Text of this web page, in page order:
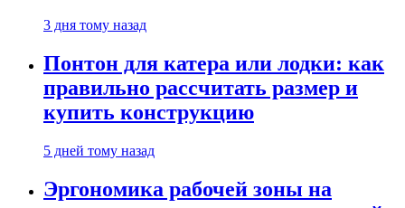
3 дня тому назад
Понтон для катера или лодки: как
правильно рассчитать размер и
купить конструкцию
5 дней тому назад
Эргономика рабочей зоны на